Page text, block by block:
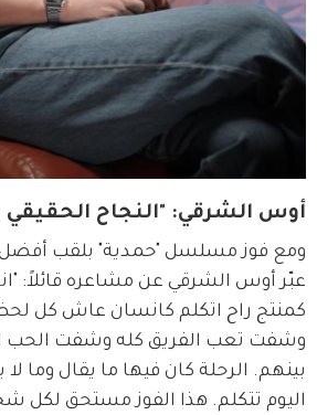
أوس الشرقي: "النجاح الحقيقي
ومع فوز مسلسل "حمدية" بلقب
عبّر أوس الشرقي عن مشاعره قائلاً: "انا
كمنتج راح اتكلم كانسان عاش كل
وشفت تعب الفريق كله وشفت الحب
بينهم. الرحلة كان فيها ما يقال وما لا
اليوم تتكلم. هذا الفوز مستحق